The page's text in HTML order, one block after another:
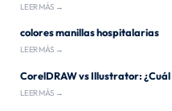
LEER MÁS →
colores manillas hospitalarias
LEER MÁS →
CorelDRAW vs Illustrator: ¿Cuál
LEER MÁS →